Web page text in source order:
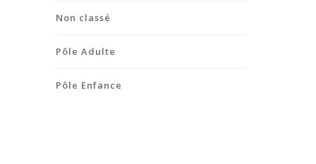
Non classé
Pôle Adulte
Pôle Enfance